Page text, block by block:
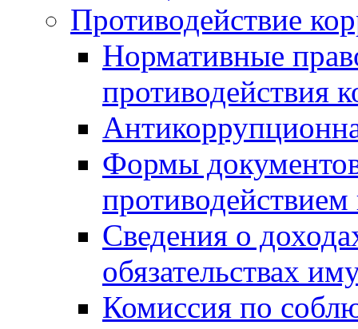
Противодействие
Нормативные
противодействия
Формы
Сведения о
обязательствах
Комиссия по